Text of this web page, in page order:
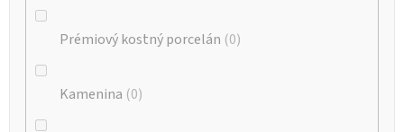
Prémiový kostný porcelán 0
Kamenina 0